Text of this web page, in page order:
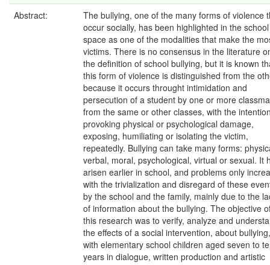
Abstract:
The bullying, one of the many forms of violence
occur socially, has been highlighted in the school
space as one of the modalities that make the
victims. There is no consensus in the literature
the definition of school bullying, but it is known
this form of violence is distinguished from the
because it occurs throught intimidation and
persecution of a student by one or more
from the same or other classes, with the
provoking physical or psychological damage,
exposing, humiliating or isolating the victim,
repeatedly. Bullying can take many forms:
verbal, moral, psychological, virtual or sexual. It
arisen earlier in school, and problems only
with the trivialization and disregard of these
by the school and the family, mainly due to the
of information about the bullying. The objective
this research was to verify, analyze and
the effects of a social intervention, about bullying,
with elementary school children aged seven to
years in dialogue, written production and artistic